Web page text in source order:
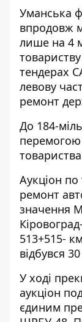
Уманська
впродовж
лише на 4
тендерах
левову
ремонт
До 184-
перемогою
Аукціон по
ремонт
значення
513+515-
відбувся
У ході
аукціон
єдиним